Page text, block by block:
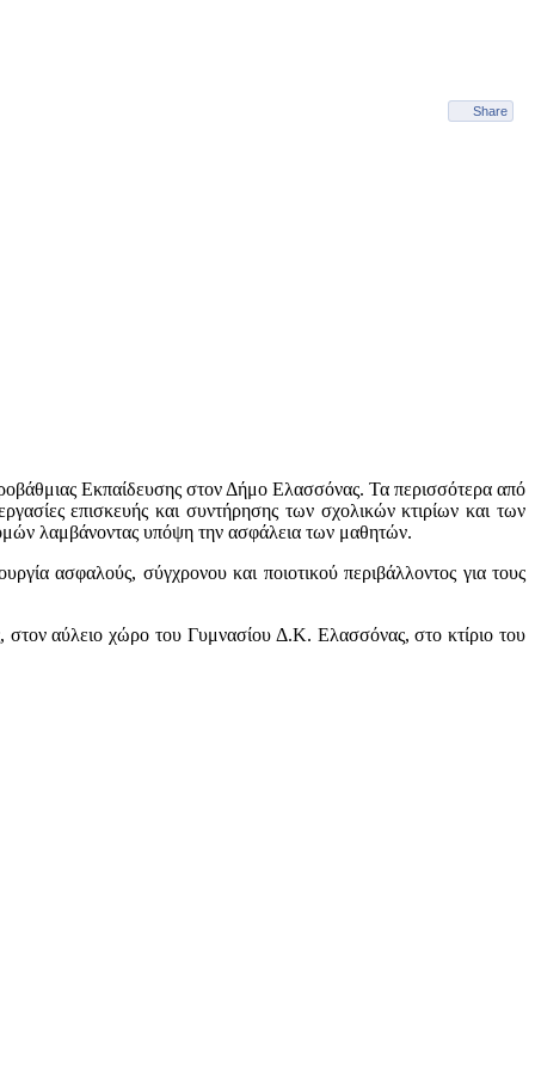
Share
Εκπαίδευσης στον Δήμο Ελασσόνας. Τα περισσότερα από
επισκευής και συντήρησης των σχολικών κτιρίων και των
λαμβάνοντας υπόψη την ασφάλεια των μαθητών.
ασφαλούς, σύγχρονου και ποιοτικού περιβάλλοντος για τους
στον αύλειο χώρο του Γυμνασίου Δ.Κ. Ελασσόνας, στο κτίριο του